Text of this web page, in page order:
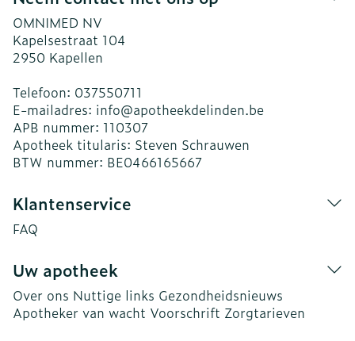
OMNIMED NV
Kapelsestraat 104
2950 Kapellen
Telefoon: 037550711
E-mailadres: info@apotheekdelinden.be
APB nummer: 110307
Apotheek titularis: Steven Schrauwen
BTW nummer: BE0466165667
Klantenservice
FAQ
Uw apotheek
Over ons Nuttige links Gezondheidsnieuws
Apotheker van wacht Voorschrift Zorgtarieven